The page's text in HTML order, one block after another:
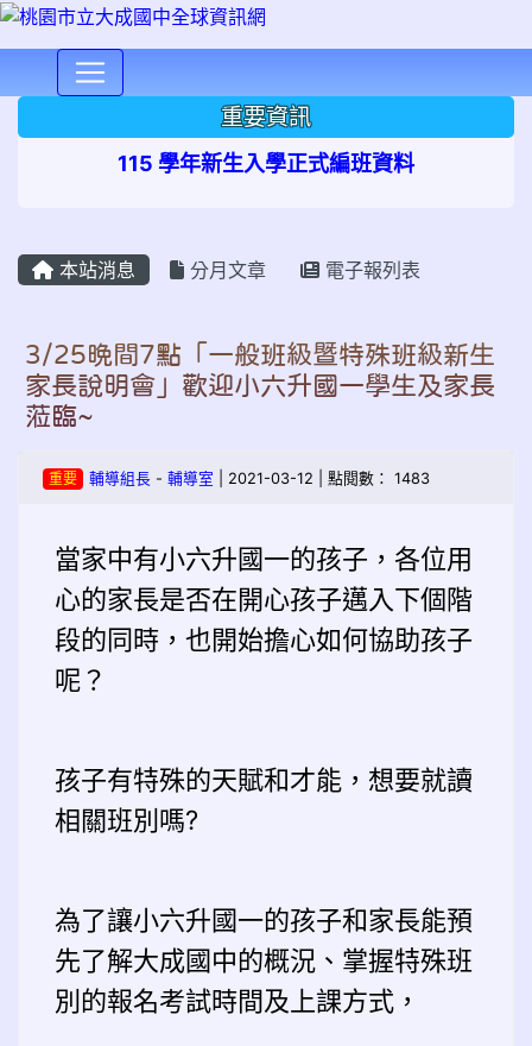
重要資訊
115 學年新生入學正式編班資料
本站消息 分月文章 電子報列表
3/25晚間7點「一般班級暨特殊班級新生
家長說明會」歡迎小六升國一學生及家長
蒞臨~
重要 輔導組長- 輔導室 | 2021-03-12 | 點閱數： 1483
當家中有小六升國一的孩子，各位用
心的家長是否在開心孩子邁入下個階
段的同時，也開始擔心如何協助孩子
呢？
孩子有特殊的天賦和才能，想要就讀
相關班別嗎?
為了讓小六升國一的孩子和家長能預
先了解大成國中的概況、掌握特殊班
別的報名考試時間及上課方式，